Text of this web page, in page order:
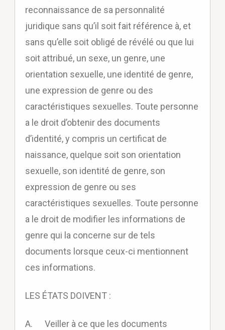
reconnaissance de sa personnalité
juridique sans qu’il soit fait référence à, et
sans qu’elle soit obligé de révélé ou que lui
soit attribué, un sexe, un genre, une
orientation sexuelle, une identité de genre,
une expression de genre ou des
caractéristiques sexuelles. Toute personne
a le droit d’obtenir des documents
d’identité, y compris un certificat de
naissance, quelque soit son orientation
sexuelle, son identité de genre, son
expression de genre ou ses
caractéristiques sexuelles. Toute personne
a le droit de modifier les informations de
genre qui la concerne sur de tels
documents lorsque ceux-ci mentionnent
ces informations.
LES ÉTATS DOIVENT :
A. Veiller à ce que les documents